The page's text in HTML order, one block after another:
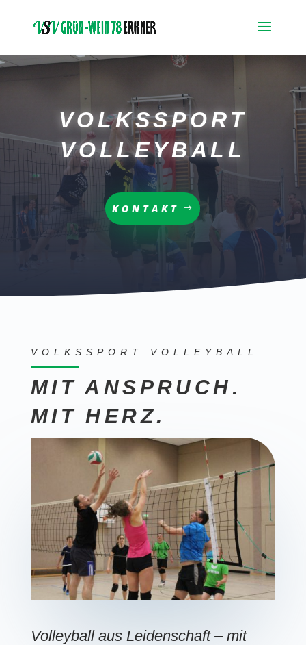
VOLKSSPORT
VOLLEYBALL
KONTAKT
VOLKSSPORT VOLLEYBALL
MIT ANSPRUCH.
MIT HERZ.
Volleyball aus Leidenschaft – mit